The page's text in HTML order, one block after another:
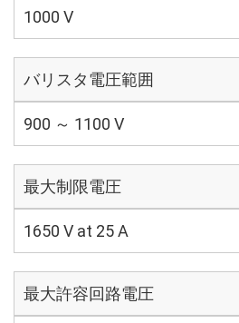
1000 V
バリスタ電圧範囲
900 ～ 1100 V
最大制限電圧
1650 V at 25 A
最大許容回路電圧